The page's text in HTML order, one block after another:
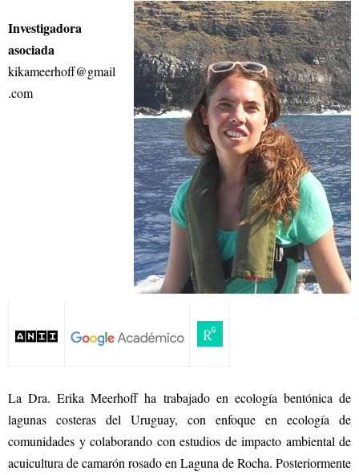
Investigadora
asociada
kikameerhoff@gmail
.com
La Dra. Erika Meerhoff ha trabajado en ecología bentónica de
lagunas costeras del Uruguay, con enfoque en ecología de
comunidades y colaborando con estudios de impacto ambiental de
acuicultura de camarón rosado en Laguna de Rocha. Posteriormente